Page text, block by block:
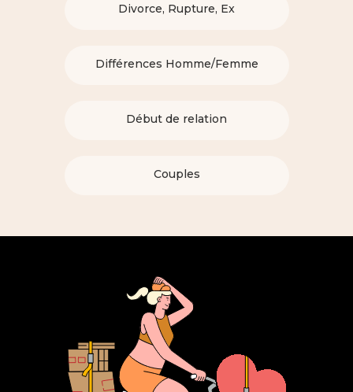
Divorce, Rupture, Ex
Différences Homme/Femme
Début de relation
Couples